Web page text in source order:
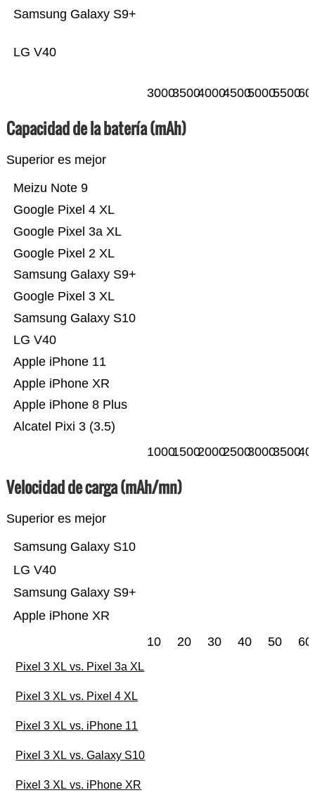
LG V40
Samsung Galaxy S9+
300035004000450050005500
Capacidad de la batería (mAh)
Superior es mejor
Alcatel Pixi 3 (3.5)
Apple iPhone 8 Plus
Apple iPhone XR
Apple iPhone 11
LG V40
Samsung Galaxy S10
Google Pixel 3 XL
Samsung Galaxy S9+
Google Pixel 2 XL
Google Pixel 3a XL
Google Pixel 4 XL
Meizu Note 9
100015002000250030003500
Velocidad de carga (mAh/mn)
Superior es mejor
Apple iPhone XR
Samsung Galaxy S9+
LG V40
Samsung Galaxy S10
10 20 30 40 50 60
Pixel 3 XL vs. Pixel 3a XL
Pixel 3 XL vs. Pixel 4 XL
Pixel 3 XL vs. iPhone 11
Pixel 3 XL vs. Galaxy S10
Pixel 3 XL vs. iPhone XR